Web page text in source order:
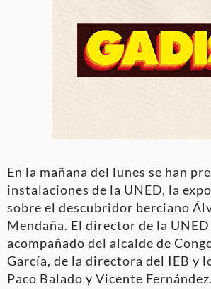
En la mañana del lunes se han
instalaciones de la UNED, la
sobre el descubridor berciano
Mendaña. El director de la UNED
acompañado del alcalde de
García, de la directora del IEB y
Paco Balado y Vicente Fernández.